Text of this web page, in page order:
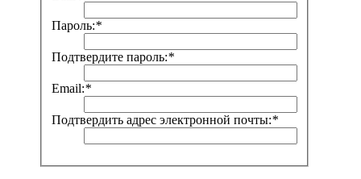
Пароль:*
Подтвердите пароль:*
Email:*
Подтвердить адрес электронной почты:*